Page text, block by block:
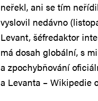
neřekl, ani se tím
vyslovil nedávno
Levant, šéfredaktor
má dosah globální, s
a zpochybňování
a Levanta – Wikipedie